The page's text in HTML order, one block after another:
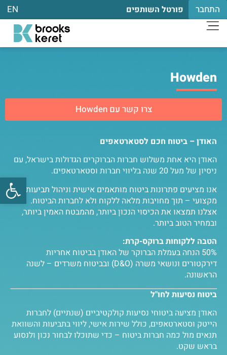
התחבר פורטל השותפים EN
Howden
צרו קשר עם Howden
האודן – ביטוח חכם לסטארטאפים
האודן היא אחת משלוש חברות הברוקרים הגדולות בישראל, עם
ניסיון של מעל 20 שנה בליווי חברות וסטארטאפים.
אנו מציעים פתרונות ביטוח מותאמים אישית וניהול תביעות
מקצועי – תוך מחויבות מלאה ללקוח ולא לחברות הביטוח.
אצלנו תמצאו את הכיסוי הנכון ביותר, מהמבטח האמין ביותר,
ובמחיר הטוב ביותר.
הטבה ללקוחות ברוקס-קרת:
50% הנחה בעמלת הברוקר של האודן בביטוח אחריות
דירקטורים ונושאי משרה (D&O) ובביטוח משרדים – לשנה
הראשונה.
ביטוח נסיעות לחו"ל
האודן מציעה ביטוחי נסיעות קולקטיביים (שנתיים) לחברות
הייטק וסטארטאפים, כולל שירות אישי, ליווי בתביעות והשוואת
תנאים מול כמה חברות ביטוח – כדי שתוכלו לבחור נכון ולנסוע
בראש שקט.